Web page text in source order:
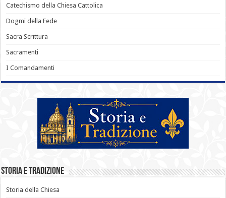
Catechismo della Chiesa Cattolica
Dogmi della Fede
Sacra Scrittura
Sacramenti
I Comandamenti
Storia e Tradizione
Storia della Chiesa